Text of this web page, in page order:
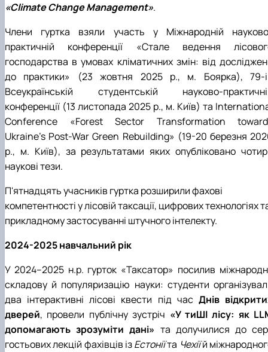
«Climate Change Management».
Члени гуртка взяли участь у Міжнародній
практичній конференції «Стале ведення
господарства в умовах кліматичних змін: від
до практики» (23 жовтня 2025 р., м. Боярка), 79-
Всеукраїнській студентській науково-
конференції (13 листопада 2025 р., м. Київ) та
Conference «Forest Sector Transformation
Ukraine's Post-War Green Rebuilding» (19-20 березня
р., м. Київ), за результатами яких опубліковано
наукові тези.
П'ятнадцять учасників гуртка розширили фахові
компетентності у лісовій таксації, цифрових технологіях
прикладному застосуванні штучного інтелекту.
2024-2025 навчальний рік
У 2024–2025 н.р. гурток «Таксатор» посилив
складову й популяризацію науки: студенти
два інтерактивні лісові квести під час Днів
дверей, провели публічну зустріч «У тиШІ лісу: як
допомагають зрозуміти дані» та долучилися до
гостьових лекцій фахівців ізЕстоніїта Чехіїй